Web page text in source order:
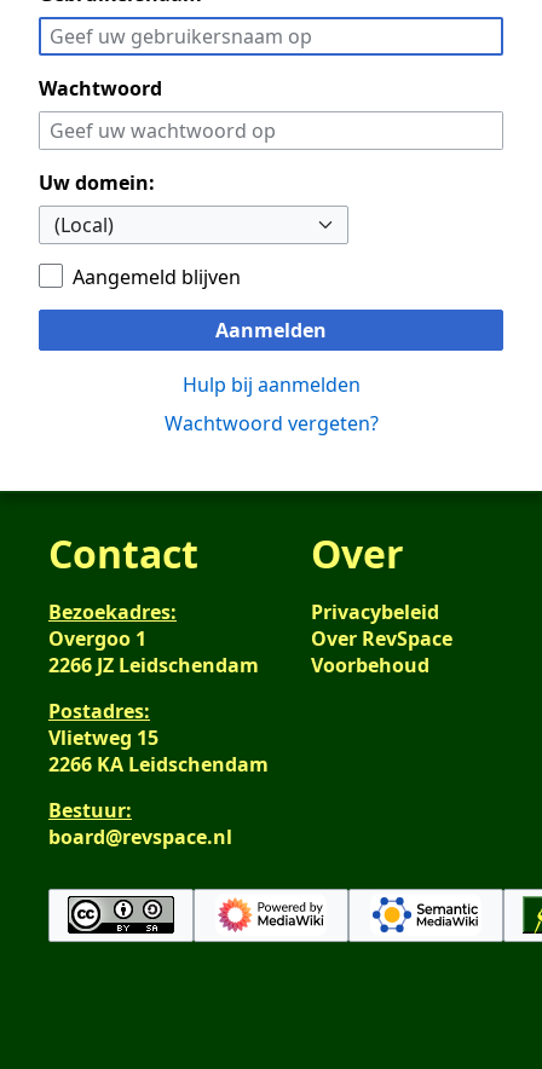
Wachtwoord
Uw domein:
Aangemeld blijven
Aanmelden
Hulp bij aanmelden
Wachtwoord vergeten?
Contact
Bezoekadres:
Overgoo 1
2266 JZ Leidschendam
Postadres:
Vlietweg 15
2266 KA Leidschendam
Bestuur:
board@revspace.nl
Over
Privacybeleid
Over RevSpace
Voorbehoud